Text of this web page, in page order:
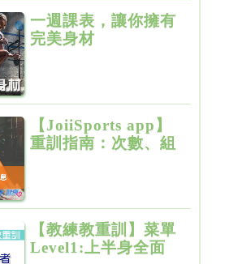
一週課表，讓你擁有
完美身材
【JoiiSports app】
重訓指南：次數、組
【教練教重訓】菜單
Level1:上半身全面